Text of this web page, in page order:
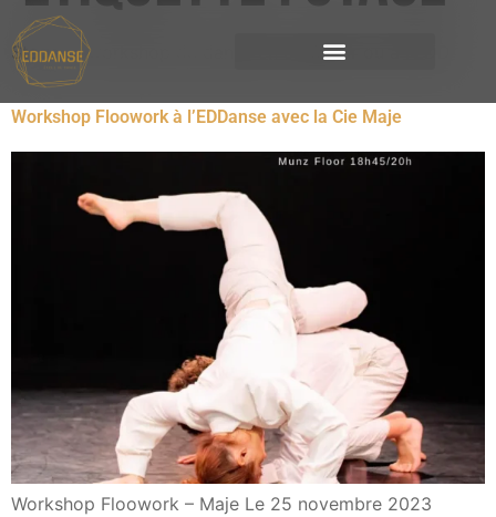
Stage et workshop de danse en extérieur ou à l’EDD
Workshop Floowork à l’EDDanse avec la Cie Maje​
Workshop Floowork – Maje​ Le 25 novembre 2023